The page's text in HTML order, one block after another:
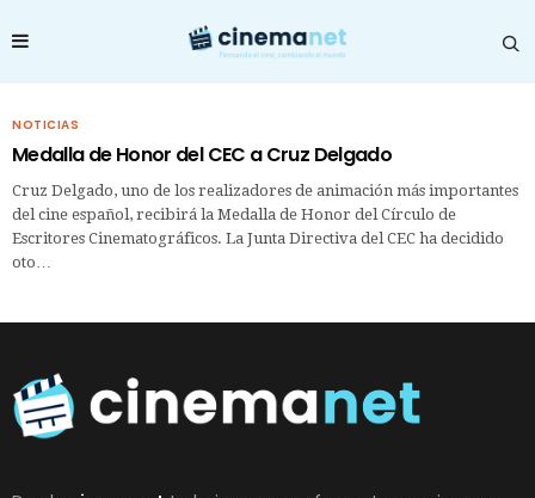
NOTICIAS
Medalla de Honor del CEC a Cruz Delgado
Cruz Delgado, uno de los realizadores de animación más importantes
del cine español, recibirá la Medalla de Honor del Círculo de
Escritores Cinematográficos. La Junta Directiva del CEC ha decidido
oto…